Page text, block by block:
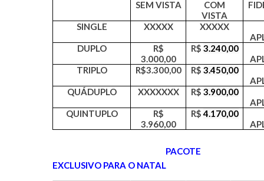
SEM VISTA
COM
VISTA
SINGLE XXXXX XXXXX
DUPLO
R$
3.000,00
R$ 3.240,00
TRIPLO
R$3.300,00 R$ 3.450,00
QUÁDUPLO
XXXXXXX R$ 3.900,00
QUINTUPLO
R$
3.960,00
R$4.170,00
PACOTE
EXCLUSIVO PARA O NATAL